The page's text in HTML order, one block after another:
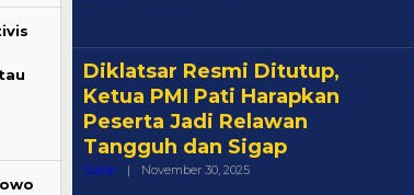
Diklatsar Resmi Ditutup,
Ketua PMI Pati Harapkan
Peserta Jadi Relawan
Tangguh dan Sigap
Sosial | November 30, 2025Oleh